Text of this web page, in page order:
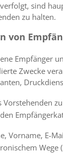
sind
zu halten.
von
Empfänger
Zwecke
Vorstehenden
Vorname, E-